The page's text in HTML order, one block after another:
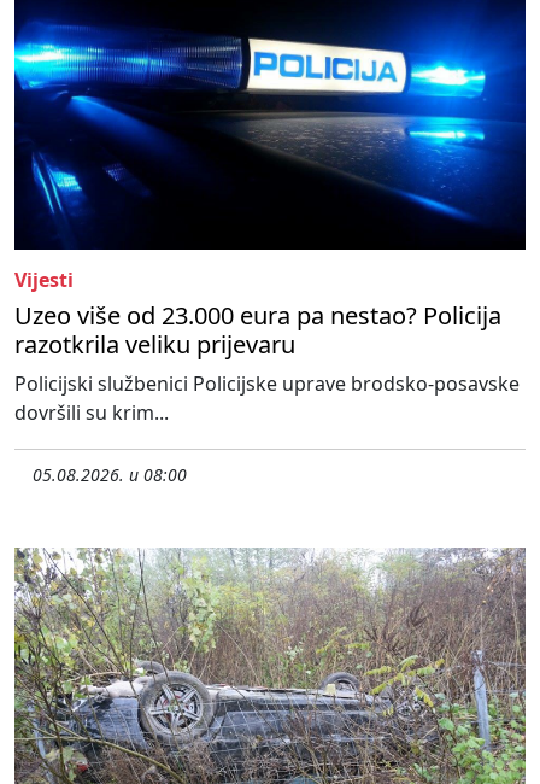
Vijesti
Uzeo više od 23.000 eura pa nestao? Policija
razotkrila veliku prijevaru
Policijski službenici Policijske uprave brodsko-posavske
dovršili su krim...
05.08.2026. u 08:00